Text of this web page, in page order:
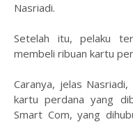
Nasriadi.
Setelah itu, pelaku
membeli ribuan kartu
Caranya, jelas
kartu perdana yang
Smart Com, yang